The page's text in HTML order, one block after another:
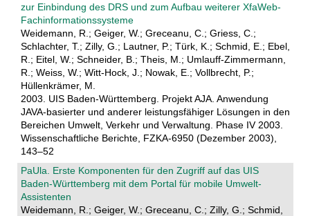
zur Einbindung des DRS und zum Aufbau weiterer XfaWeb-
Fachinformationssysteme
Weidemann, R.; Geiger, W.; Greceanu, C.; Griess, C.;
Schlachter, T.; Zilly, G.; Lautner, P.; Türk, K.; Schmid, E.; Ebel,
R.; Eitel, W.; Schneider, B.; Theis, M.; Umlauff-Zimmermann,
R.; Weiss, W.; Witt-Hock, J.; Nowak, E.; Vollbrecht, P.;
Hüllenkrämer, M.
2003. UIS Baden-Württemberg. Projekt AJA. Anwendung
JAVA-basierter und anderer leistungsfähiger Lösungen in den
Bereichen Umwelt, Verkehr und Verwaltung. Phase IV 2003.
Wissenschaftliche Berichte, FZKA-6950 (Dezember 2003),
143–52
PaUla. Erste Komponenten für den Zugriff auf das UIS
Baden-Württemberg mit dem Portal für mobile Umwelt-
Assistenten
Weidemann, R.; Geiger, W.; Greceanu, C.; Zilly, G.; Schmid,